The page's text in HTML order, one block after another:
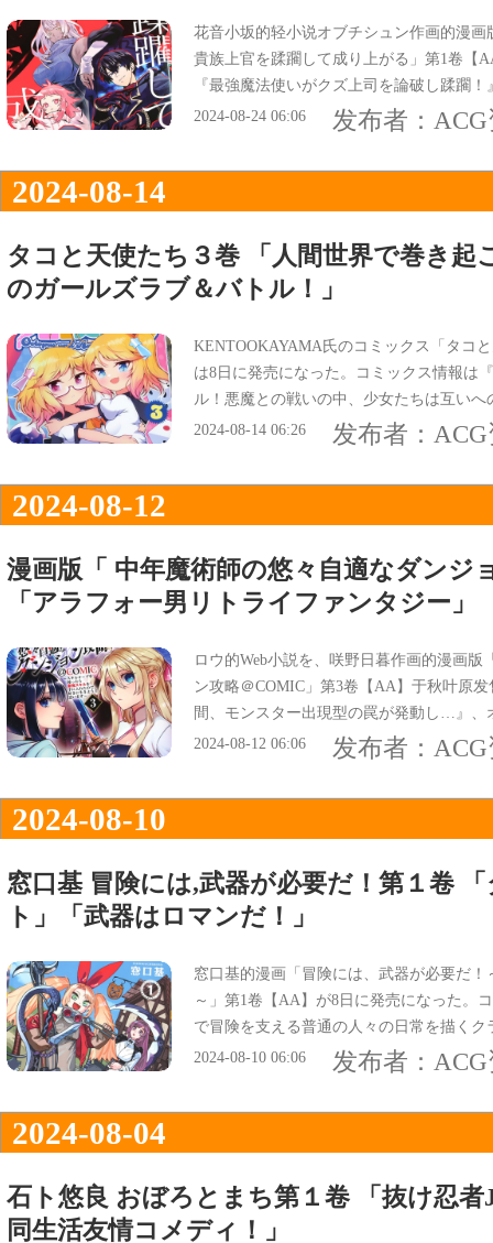
花音小坂的轻小说オブチシュン作画的漫
貴族上官を蹂躙して成り上がる」第1卷【
『最強魔法使いがクズ上司を論破し蹂躙
ざまぁ！蹂躙下剋上ファンタジー』。
2024-08-24 06:06 发布者：
2024-08-14
タコと天使たち３巻 「人間世界で巻き起
のガールズラブ＆バトル！」
KENTOOKAYAMA氏のコミックス「タコ
は8日に発売になった。コミックス情報は
ル！悪魔との戦いの中、少女たちは互い
は『人間世界で巻き起こる天使たちと悪
2024-08-14 06:26 发布者：
2024-08-12
漫画版「 中年魔術師の悠々自適なダンジ
「アラフォー男リトライファンタジー」
ロウ的Web小説を、咲野日暮作画的漫画
ン攻略＠COMIC」第3卷【AA】于秋叶原
間、モンスター出現型の罠が発動し…』、
生をダンジョンに賭ける！リトライファン
2024-08-12 06:06 发布者：
2024-08-10
窓口基 冒険には,武器が必要だ！第１卷
ト」「武器はロマンだ！」
窓口基的漫画「冒険には、武器が必要だ
～」第1卷【AA】が8日に発売になった。
で冒険を支える普通の人々の日常を描く
表紙は『武器はロマンだ！獣害・資源…迷
2024-08-10 06:06 发布者：
2024-08-04
石ト悠良 おぼろとまち第１卷 「抜け忍
同生活友情コメディ！」